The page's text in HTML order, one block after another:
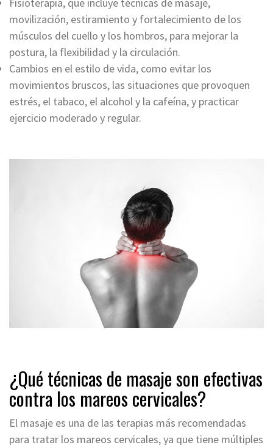
movilización, estiramiento y fortalecimiento de los
músculos del cuello y los hombros, para mejorar la
postura, la flexibilidad y la circulación.
Cambios en el estilo de vida, como evitar los
movimientos bruscos, las situaciones que provoquen
estrés, el tabaco, el alcohol y la cafeína, y practicar
ejercicio moderado y regular.
¿Qué técnicas de masaje son efectivas
contra los mareos cervicales?
El masaje es una de las terapias más recomendadas
para tratar los mareos cervicales, ya que tiene múltiples